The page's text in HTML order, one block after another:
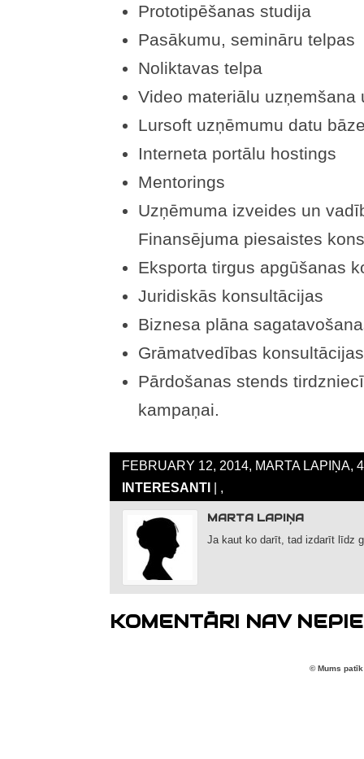
Prototipēšanas studija
Pasākumu, semināru telpas
Noliktavas telpa
Video materiālu
Lursoft uzņēmumu datu
Interneta portālu hostings
Mentorings
Uzņēmuma izveides un
Finansējuma piesaistes
Eksporta tirgus apgūšanas
Juridiskās konsultācijas
Biznesa plāna
Grāmatvedības konsultācijas
Pārdošanas stends
kampaņai.
FEBRUARY 12, 2014, MARTA LAPIŅA,
INTERESANTI | ,
MARTA LAPIŅA
Ja kaut ko darīt, tad izdarīt līdz
KOMENTĀRI NAV
© Mums